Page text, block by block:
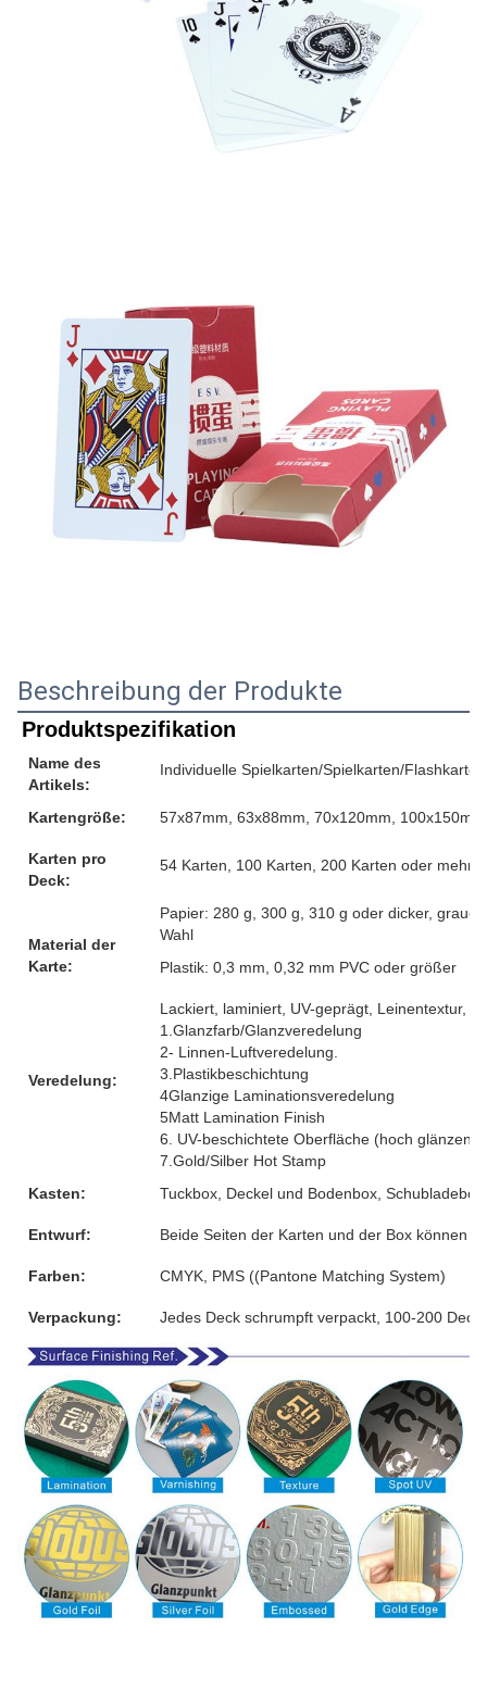
Beschreibung der Produkte
Produktspezifikation
Name des
Artikels:
Individuelle Spielkarten/Spielkarten/
Kartengröße: 57x87mm, 63x88mm, 70x120mm,
Karten pro
Deck:
54 Karten, 100 Karten, 200 Karten oder mehr,
Material der
Karte:
Papier: 280 g, 300 g, 310 g oder dicker,
Wahl
Plastik: 0,3 mm, 0,32 mm PVC oder größer
Veredelung:
Lackiert, laminiert, UV-geprägt, Leinentextur,
1.Glanzfarb/Glanzveredelung
2- Linnen-Luftveredelung.
3.Plastikbeschichtung
4Glanzige Laminationsveredelung
5Matt Lamination Finish
6. UV-beschichtete Oberfläche (hoch glänzend)
7.Gold/Silber Hot Stamp
Kasten:
Tuckbox, Deckel und Bodenbox,
Entwurf: Beide Seiten der Karten und der Box können
Farben: CMYK, PMS ((Pantone Matching System)
Verpackung: Jedes Deck schrumpft verpackt, 100-200